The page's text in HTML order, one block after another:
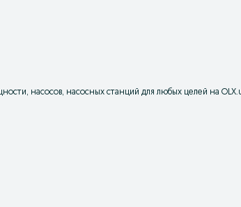
насосов, насосных станций для любых целей на